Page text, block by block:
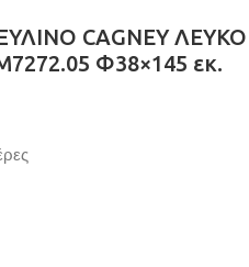
CAGNEY ΛΕΥΚΟ
Φ38×145 εκ.